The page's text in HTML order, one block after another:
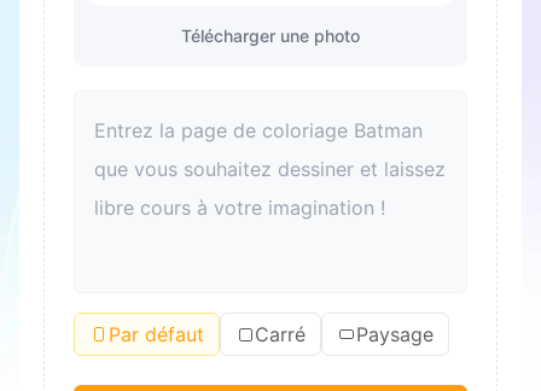
Télécharger une photo
Par défaut Carré Paysage